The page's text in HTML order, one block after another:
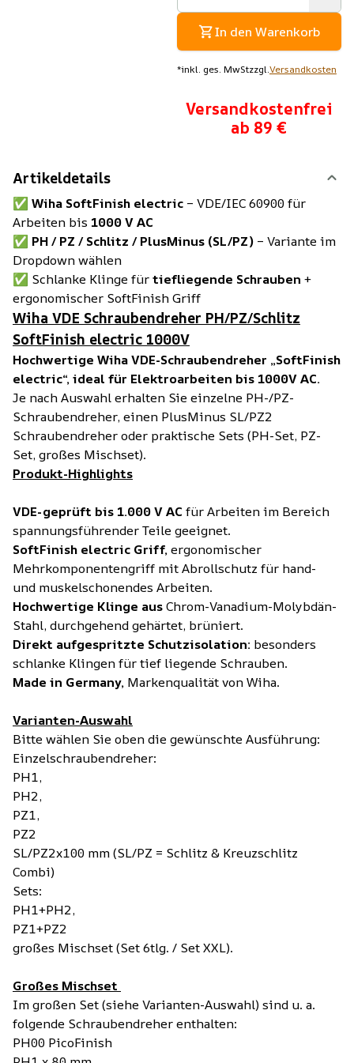
In den Warenkorb
*inkl. ges. MwStzzgl.Versandkosten
Versandkostenfrei
ab 89 €
Artikeldetails
✅ Wiha SoftFinish electric – VDE/IEC 60900 für
Arbeiten bis 1000 V AC
✅ PH / PZ / Schlitz / PlusMinus (SL/PZ) – Variante im
Dropdown wählen
✅ Schlanke Klinge fürtiefliegende Schrauben+
ergonomischer SoftFinish Griff
Wiha VDE Schraubendreher PH/PZ/Schlitz
SoftFinish electric 1000V
Hochwertige Wiha VDE-Schraubendreher „SoftFinish
electric“, ideal für Elektroarbeiten bis 1000V AC.
Je nach Auswahl erhalten Sie einzelne PH-/PZ-
Schraubendreher, einen PlusMinus SL/PZ2
Schraubendreher oder praktische Sets (PH-Set, PZ-
Set, großes Mischset).
Produkt-Highlights
VDE-geprüft bis 1.000 V AC für Arbeiten im Bereich
spannungsführender Teile geeignet.
SoftFinish electric Griff,ergonomischer
Mehrkomponentengriff mit Abrollschutz für hand-
und muskelschonendes Arbeiten.
Hochwertige Klinge ausChrom-Vanadium-Molybdän-
Stahl, durchgehend gehärtet, brüniert.
Direkt aufgespritzte Schutzisolation: besonders
schlanke Klingen für tief liegende Schrauben.
Made in Germany, Markenqualität von Wiha.
Varianten-Auswahl
Bitte wählen Sie oben die gewünschte Ausführung:
Einzelschraubendreher:
PH1,
PH2,
PZ1,
PZ2
SL/PZ2x100 mm (SL/PZ = Schlitz & Kreuzschlitz
Combi)
Sets:
PH1+PH2,
PZ1+PZ2
großes Mischset (Set 6tlg. / Set XXL).
Großes Mischset
Im großen Set (siehe Varianten-Auswahl) sind u. a.
folgende Schraubendreher enthalten:
PH00 PicoFinish